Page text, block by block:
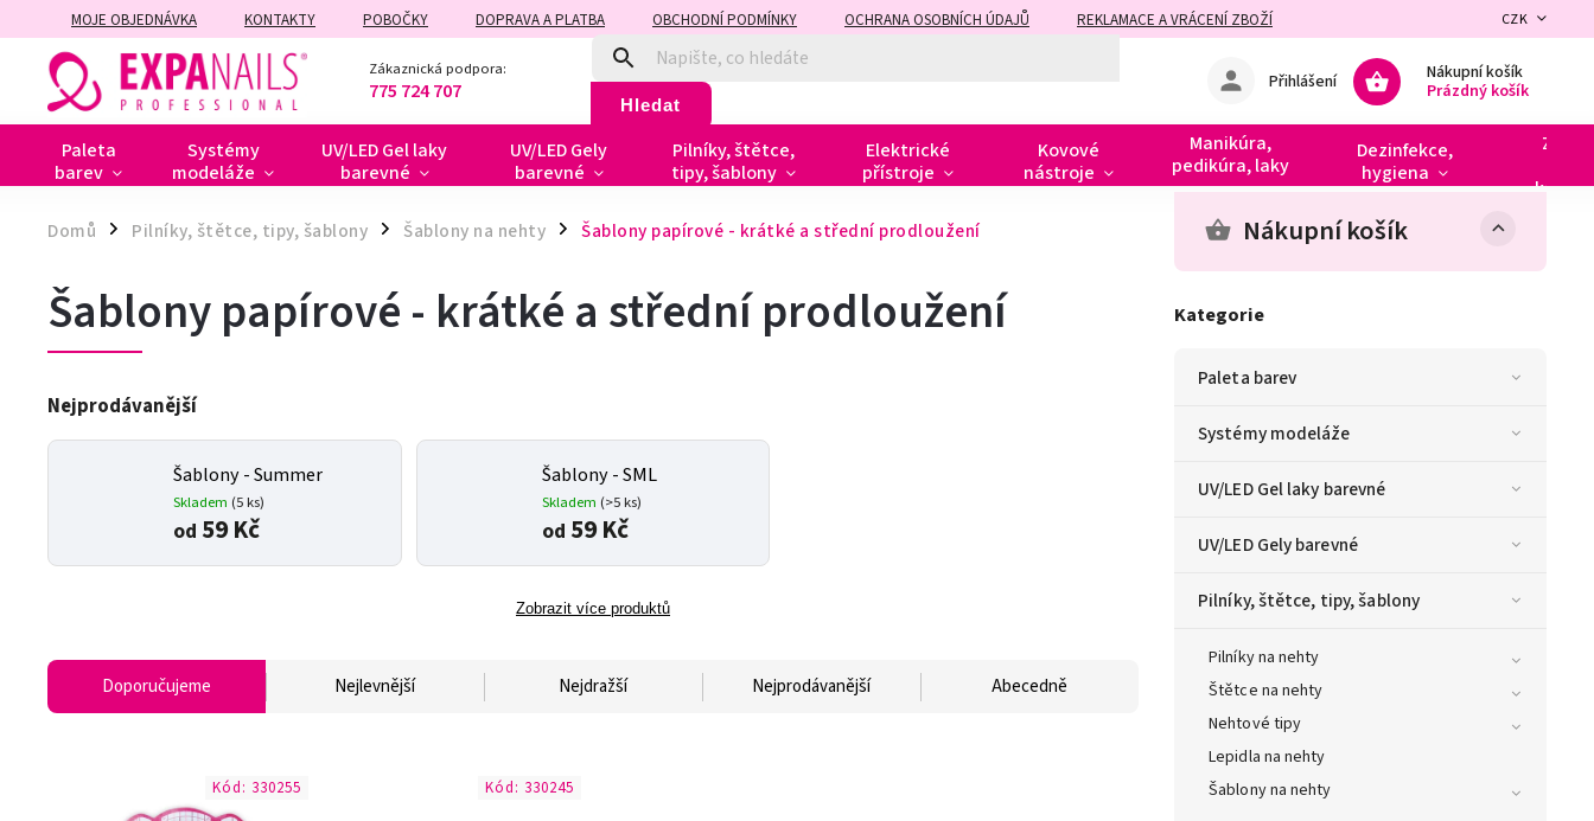
MOJE OBJEDNÁVKA KONTAKTY POBOČKY DOPRAVA A PLATBA OBCHODNÍ PODMÍNKY OCHRANA OSOBNÍCH ÚDAJŮ
REKLAMACE A VRÁCENÍ ZBOŽÍ
ZÁRUČNÍ A POZÁRUČNÍ OPRAVY
CZK
Zákaznická podpora:
775 724 707 Hledat
Nákupní košík
Prázdný košík
Přihlášení
Paleta
barev
Systémy
modeláže
UV/LED Gel laky
barevné
UV/LED Gely
barevné
Pilníky, štětce,
tipy, šablony
Elektrické
přístroje
Kovové
nástroje
Manikúra,
pedikúra, laky
Dezinfekce,
hygiena
Domů / Pilníky, štětce, tipy, šablony / Šablony na nehty / Šablony papírové - krátké a střední prodloužení Nákupní košík
Kategorie
Paleta barev
Systémy modeláže
UV/LED Gel laky barevné
UV/LED Gely barevné
Pilníky, štětce, tipy, šablony
Pilníky na nehty
Štětce na nehty
Nehtové tipy
Lepidla na nehty
Šablony na nehty
Šablony papírové - krátké a střední prodloužení
Nejprodávanější
Šablony - Summer
Skladem (5 ks)
od 59 Kč
Šablony - SML
Skladem (>5 ks)
od 59 Kč
Zobrazit více produktů
Doporučujeme Nejlevnější Nejdražší Nejprodávanější Abecedně
Kód: 330255 Kód: 330245